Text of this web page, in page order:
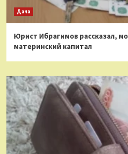
Дача
Юрист Ибрагимов рассказал,
материнский капитал